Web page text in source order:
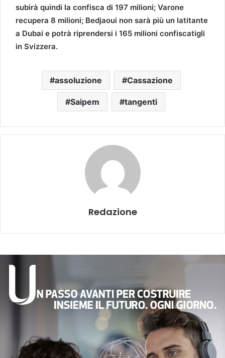
subirà quindi la confisca di 197 milioni; Varone
recupera 8 milioni; Bedjaoui non sarà più un latitante
a Dubai e potrà riprendersi i 165 milioni confiscatigli
in Svizzera.
assoluzione Cassazione
Saipem tangenti
Redazione